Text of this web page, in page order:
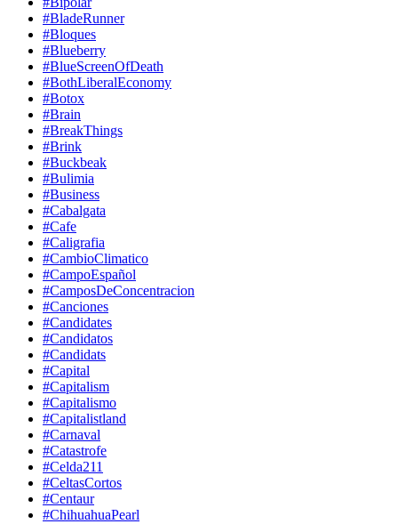
#BladeRunner
#Bloques
#Blueberry
#BlueScreenOfDeath
#BothLiberalEconomy
#Botox
#Brain
#BreakThings
#Brink
#Buckbeak
#Bulimia
#Business
#Cabalgata
#Cafe
#Caligrafia
#CambioClimatico
#CampoEspañol
#CamposDeConcentracion
#Canciones
#Candidates
#Candidatos
#Candidats
#Capital
#Capitalism
#Capitalismo
#Capitalistland
#Carnaval
#Catastrofe
#Celda211
#CeltasCortos
#Centaur
#ChihuahuaPearl